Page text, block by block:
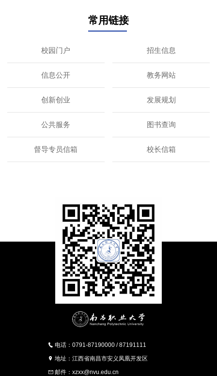
常用链接
校园门户 招生信息
信息公开 教务网站
创新创业 发展规划
公共服务 图书查询
督导专员信箱 校长信箱
电话：0791-87190000 / 87191111
地址：江西省南昌市安义凤凰开发区
邮件：xzxx@nvu.edu.cn